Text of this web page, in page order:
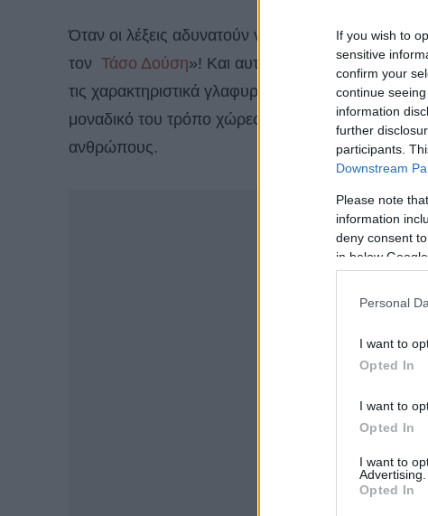
If you wish to
sensitive
confirm your
continue
information
further
participants.
Downstream
Please note
information
deny consent
in below
Personal
I want to
Opted In
I want to
Opted In
I want to
Advertising.
Opted In
Όταν οι λέξεις αδυνατούν να περιγράψουν τις
τον Τάσο Δούση»! Και αυτή τη σεζόν μέσα από
τις χαρακτηριστικά γλαφυρές περιγραφές του
μοναδικό του τρόπο χώρες, πόλεις, εξωτικά μέρη,
ανθρώπους.
-